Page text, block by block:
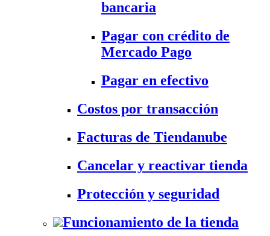
bancaria
Pagar con crédito de
Mercado Pago
Pagar en efectivo
Costos por transacción
Facturas de Tiendanube
Cancelar y reactivar tienda
Protección y seguridad
Funcionamiento de la tienda